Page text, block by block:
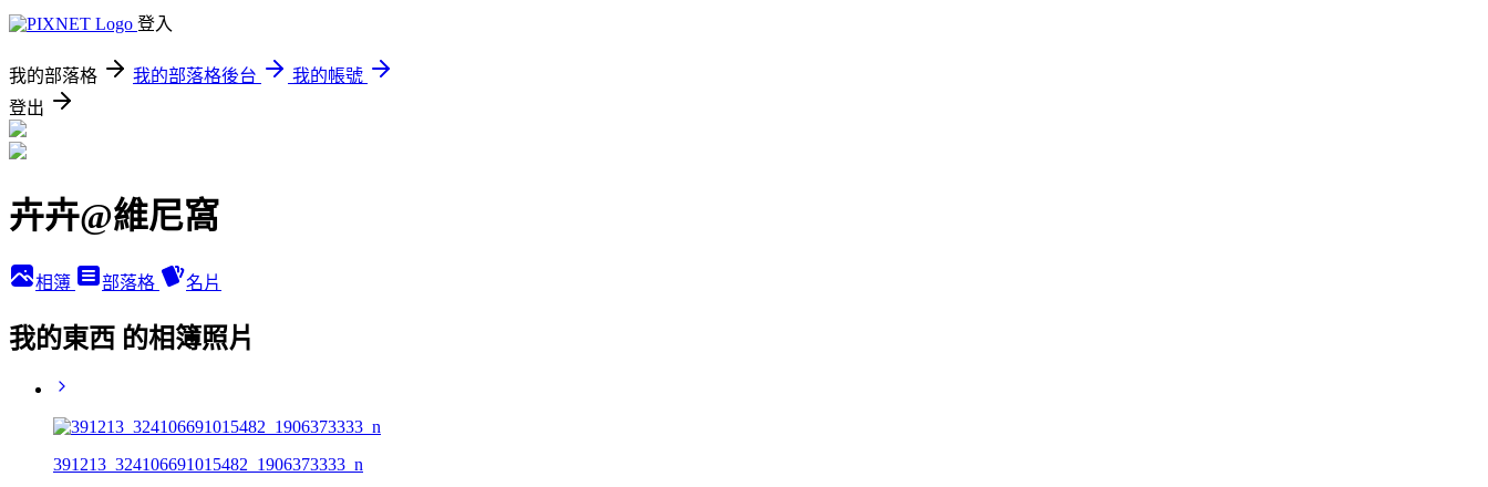
登入
我的部落格 我的部落格後台
我的帳號
登出
卉卉@維尼窩
相簿 部落格 名片
我的東西 的相簿照片
391213_324106691015482_1906373333_n